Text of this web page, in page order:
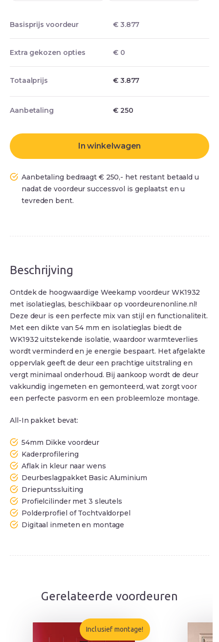
Basisprijs voordeur € 3.877
Extra gekozen opties € 0
Totaalprijs € 3.877
Aanbetaling €250
In winkelwagen
Aanbetaling bedraagt € 250,- het restant betaald u
nadat de voordeur successvol is geplaatst en u
tevreden bent.
Beschrijving
Ontdek de hoogwaardige Weekamp voordeur WK1932
met isolatieglas, beschikbaar op voordeurenonline.nl!
Deze deur is een perfecte mix van stijl en functionaliteit.
Met een dikte van 54 mm en isolatieglas biedt de
WK1932 uitstekende isolatie, waardoor warmteverlies
wordt verminderd en je energie bespaart. Het afgelakte
oppervlak geeft de deur een prachtige uitstraling en
vergt minimaal onderhoud. Bij aankoop wordt de deur
vakkundig ingemeten en gemonteerd, wat zorgt voor
een perfecte pasvorm en een probleemloze montage.
All-In pakket bevat:
54mm Dikke voordeur
Kaderprofilering
Aflak in kleur naar wens
Deurbeslagpakket Basic Aluminium
Driepuntssluiting
Profielcilinder met 3 sleutels
Polderprofiel of Tochtvaldorpel
Digitaal inmeten en montage
Gerelateerde voordeuren
Inclusief montage!